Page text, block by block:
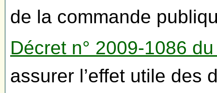
de la commande
Décret n° 2009-1086
assurer l’effet utile des